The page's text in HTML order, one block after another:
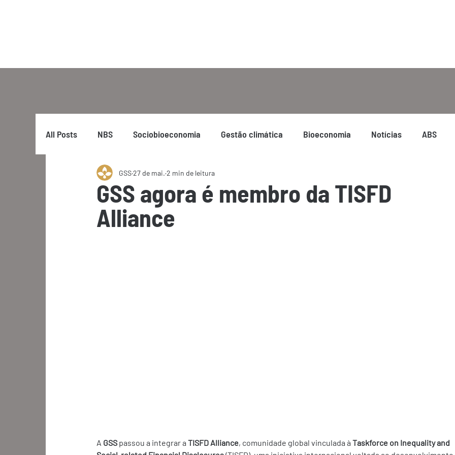
All Posts NBS Sociobioeconomia Gestão climática Bioeconomia Notícias ABS
GSS agora é membro da TISFD
Alliance
GSS27 de mai.2 min de leitura
A GSS passou a integrar a TISFD Alliance, comunidade global vinculada à Taskforce on Inequality and